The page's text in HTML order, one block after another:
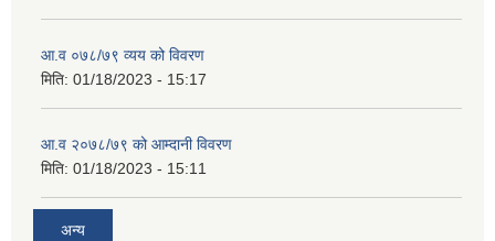
आ.व ०७८/७९ व्यय को विवरण
मिति: 01/18/2023 - 15:17
आ.व २०७८/७९ को आम्दानी विवरण
मिति: 01/18/2023 - 15:11
अन्य